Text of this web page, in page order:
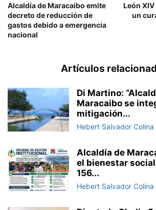
Alcaldía de Maracaibo emite
decreto de reducción de
gastos debido a emergencia
nacional
León
un
Artículos
Di Martino:
Maracaibo se
mitigación...
Hebert Salvador Colina
Alcaldía de
el bienestar
156...
Hebert Salvador Colina